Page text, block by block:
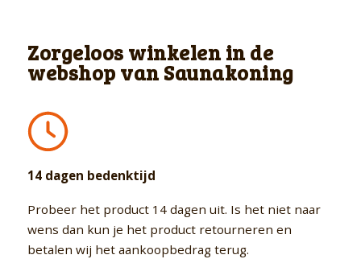
Zorgeloos winkelen in de
webshop van Saunakoning
14 dagen bedenktijd
Probeer het product 14 dagen uit. Is het niet naar
wens dan kun je het product retourneren en
betalen wij het aankoopbedrag terug.